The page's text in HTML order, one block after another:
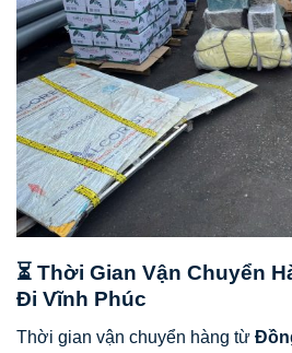
⏳ Thời Gian Vận Chuyển
Đi Vĩnh Phúc
Thời gian vận chuyển hàng từ